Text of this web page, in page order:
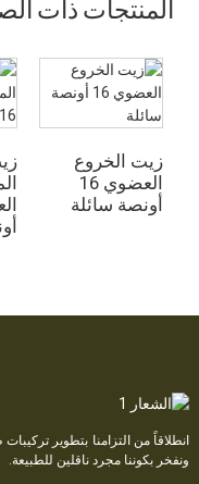
المنتجات ذات
زيت الخروع
العضوي 16
أونصة سائلة
انطلاقاً من التزامنا بتطوير
ونفخر بكوننا مجرد ناقلين للطبيعة.